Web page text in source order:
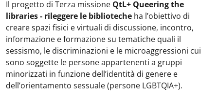
Il progetto di Terza missione QtL+ Queering the
libraries - rileggere le biblioteche ha l’obiettivo di
creare spazi fisici e virtuali di discussione, incontro,
informazione e formazione su tematiche quali il
sessismo, le discriminazioni e le microaggressioni cui
sono soggette le persone appartenenti a gruppi
minorizzati in funzione dell’identità di genere e
dell’orientamento sessuale (persone LGBTQIA+).